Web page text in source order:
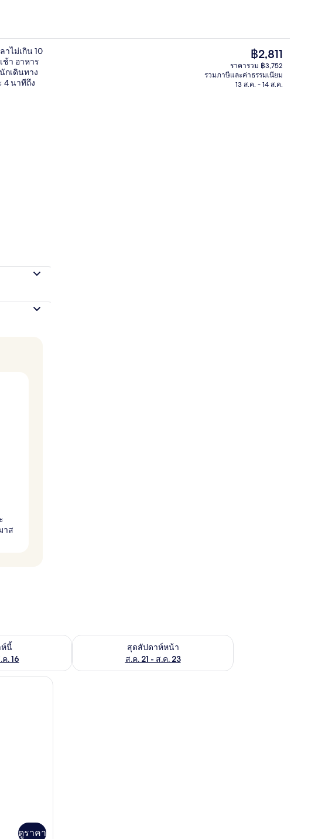
วิวจากที่พัก สิ่งอำนวยความสะดวกในที่พัก
ไม่เกิน 10
ช้า อาหาร
กเดินทาง
4 นาทีถึง
ราคา
ปัจจุบัน
฿2,811
฿2,811
ราคารวม ฿3,752
รวมภาษีและค่าธรรมเนียม
13 ส.ค. - 14 ส.ค.
าส
ห์นี้
. 16
างในสุดสัปดาห์นี้ ส.ค. 14 - ส.ค. 16สุดสัปดาห์หน้า
ส.ค. 21 - ส.ค. 23
ตรวจสอบจำนวนห้องพักว่างในสุดสัปดาห์หน้า ส.ค. 21 - ส.ค. 23
เมียม, เตียงพร้อมฟูกเสริมที่นอน, ตู้นิรภัยในห้องพัก
ดูราคา